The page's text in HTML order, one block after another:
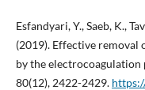
Esfandyari, Y., Saeb, K.,
(2019). Effective
by the electrocoagulation
80(12), 2422-2429.